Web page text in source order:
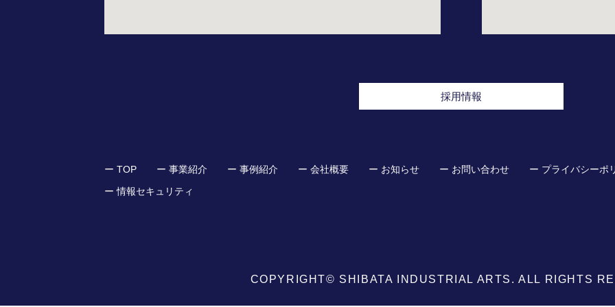
採用情報
ー TOP ー 事業紹介 ー 事例紹介 ー 会社概要 ー お知らせ ー お問い合わせ
ー プライバシーポ
ー 情報セキュリティ
COPYRIGHT© SHIBATA INDUSTRIAL ARTS. ALL RIGHTS